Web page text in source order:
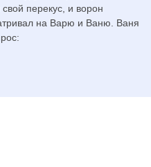
перекус, и ворон
на Варю и Ваню. Ваня